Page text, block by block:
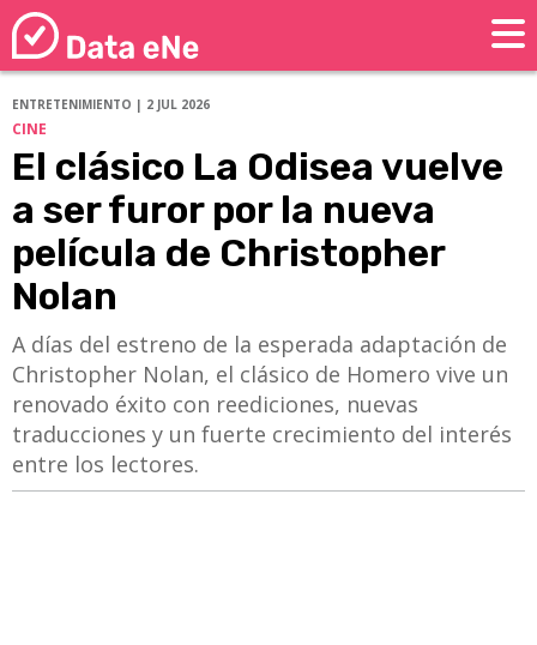
ENTRETENIMIENTO | 2 JUL 2026
CINE
El clásico La Odisea vuelve
a ser furor por la nueva
película de Christopher
Nolan
A días del estreno de la esperada adaptación de
Christopher Nolan, el clásico de Homero vive un
renovado éxito con reediciones, nuevas
traducciones y un fuerte crecimiento del interés
entre los lectores.